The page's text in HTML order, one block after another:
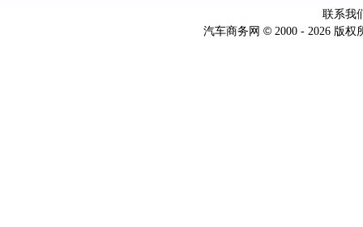
联系我
汽车商务网 © 2000 - 2026 版权